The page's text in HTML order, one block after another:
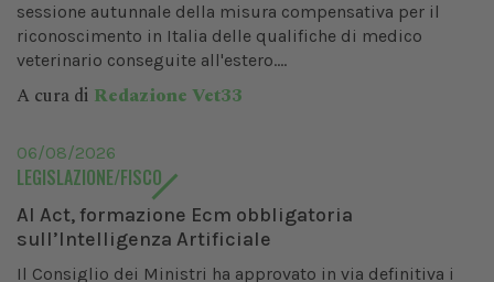
sessione autunnale della misura compensativa per il
riconoscimento in Italia delle qualifiche di medico
veterinario conseguite all'estero....
A cura di Redazione Vet33
06/08/2026
LEGISLAZIONE/FISCO
AI Act, formazione Ecm obbligatoria
sull’Intelligenza Artificiale
Il Consiglio dei Ministri ha approvato in via definitiva i